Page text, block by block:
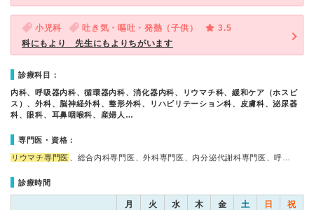
小児科 吐き気・嘔吐・発熱（子供）
3.5
科にもより 先生にもよりちがいます
診療科目：
内科、呼吸器内科、循環器内科、消化器内科、リウマチ科、緩和ケア（ホスピ
ス）、外科、脳神経外科、整形外科、リハビリテーション科、皮膚科、泌尿器
科、眼科、耳鼻咽喉科、産婦人…
専門医・資格：
リウマチ専門医 、総合内科専門医、外科専門医、内分泌代謝科専門医、呼…
診療時間
月 火 水 木 金 土 日 祝